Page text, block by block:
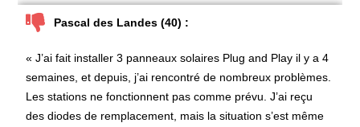
Pascal des Landes (40) :
« J’ai fait installer 3 panneaux solaires Plug and Play il y a 4
semaines, et depuis, j’ai rencontré de nombreux problèmes.
Les stations ne fonctionnent pas comme prévu. J’ai reçu
des diodes de remplacement, mais la situation s’est même